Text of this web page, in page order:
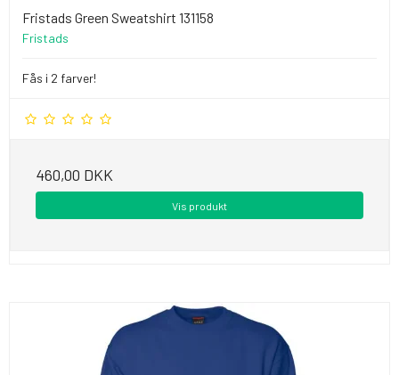
Fristads Green Sweatshirt 131158
Fristads
Fås i 2 farver!
460,00 DKK
Vis produkt